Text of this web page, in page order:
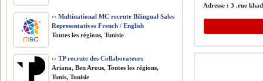
Adresse :3 .rue
›› Multinational MC recrute Bilingual Sales
Representatives French / English
Toutes les régions, Tunisie
›› TP recrute des Collaborateurs
Ariana, Ben Arous, Toutes les régions,
Tunis, Tunisie